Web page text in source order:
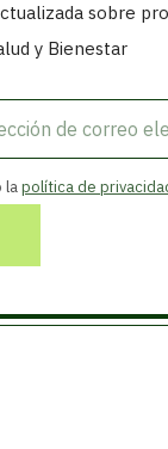
sobre
y Bienestar
lapolítica de